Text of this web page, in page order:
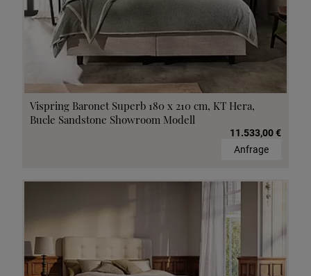
Vispring Baronet Superb 180 x 210 cm, KT Hera,
Bucle Sandstone Showroom Modell
11.533,00 €
Anfrage